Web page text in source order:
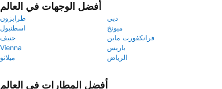
أفضل الوجهات في العالم
طرابزون
دبي
اسطنبول
ميونخ
جنيف
فرانكفورت ماين
Vienna
باريس
ميلانو
الرياض
أفضل المطارات في العالم